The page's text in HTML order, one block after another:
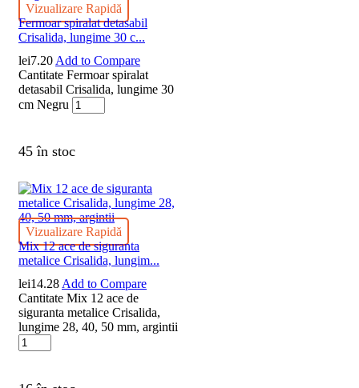
Vizualizare Rapidă
Fermoar spiralat detasabil
Crisalida, lungime 30 c...
lei7.20 Add to Compare
Cantitate Fermoar spiralat
detasabil Crisalida, lungime 30
cm Negru
45 în stoc
Vizualizare Rapidă
Mix 12 ace de siguranta
metalice Crisalida, lungim...
lei14.28 Add to Compare
Cantitate Mix 12 ace de
siguranta metalice Crisalida,
lungime 28, 40, 50 mm, argintii